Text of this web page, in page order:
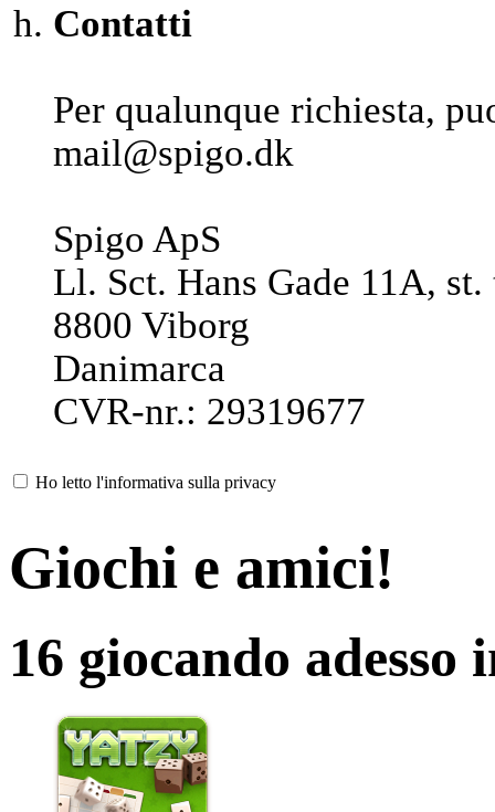
Contatti
Per qualunque richiesta,
mail@spigo.dk
Spigo ApS
Ll. Sct. Hans Gade 11A, st.
8800 Viborg
Danimarca
CVR-nr.: 29319677
Ho letto l'informativa sulla privacy
Giochi e amici!
16 giocando adesso